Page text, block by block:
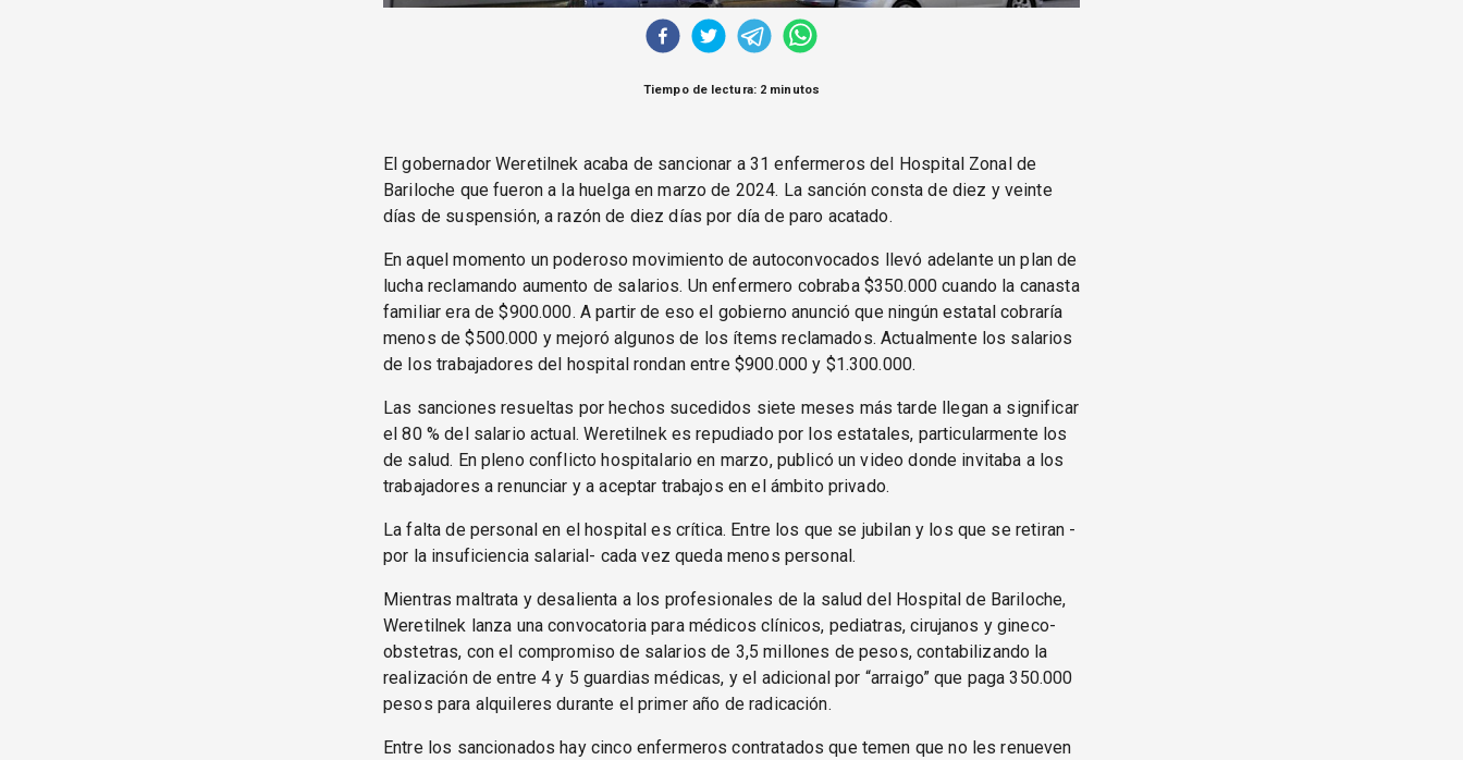
Tiempo de lectura: 2 minutos
El gobernador Weretilnek acaba de sancionar a 31 enfermeros del Hospital Zonal de
Bariloche que fueron a la huelga en marzo de 2024. La sanción consta de diez y veinte
días de suspensión, a razón de diez días por día de paro acatado.
En aquel momento un poderoso movimiento de autoconvocados llevó adelante un plan de
lucha reclamando aumento de salarios. Un enfermero cobraba $350.000 cuando la canasta
familiar era de $900.000. A partir de eso el gobierno anunció que ningún estatal cobraría
menos de $500.000 y mejoró algunos de los ítems reclamados. Actualmente los salarios
de los trabajadores del hospital rondan entre $900.000 y $1.300.000.
Las sanciones resueltas por hechos sucedidos siete meses más tarde llegan a significar
el 80 % del salario actual. Weretilnek es repudiado por los estatales, particularmente los
de salud. En pleno conflicto hospitalario en marzo, publicó un video donde invitaba a los
trabajadores a renunciar y a aceptar trabajos en el ámbito privado.
La falta de personal en el hospital es crítica. Entre los que se jubilan y los que se retiran -
por la insuficiencia salarial- cada vez queda menos personal.
Mientras maltrata y desalienta a los profesionales de la salud del Hospital de Bariloche,
Weretilnek lanza una convocatoria para médicos clínicos, pediatras, cirujanos y gineco-
obstetras, con el compromiso de salarios de 3,5 millones de pesos, contabilizando la
realización de entre 4 y 5 guardias médicas, y el adicional por “arraigo” que paga 350.000
pesos para alquileres durante el primer año de radicación.
Entre los sancionados hay cinco enfermeros contratados que temen que no les renueven